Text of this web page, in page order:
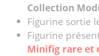
Collection
Figurine sortie
Figurine
Minifig rare et